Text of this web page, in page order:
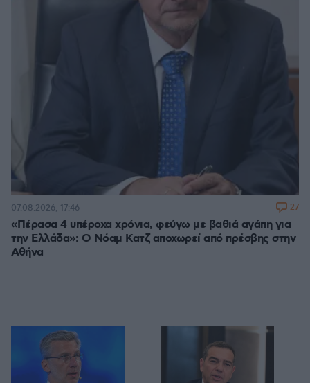
«Πέρασα 4 υπέροχα χρόνια, φεύγω με βαθιά αγάπη για
την Ελλάδα»: Ο Νόαμ Κατζ αποχωρεί από πρέσβης στην
Αθήνα
07.08.2026, 17:46 27